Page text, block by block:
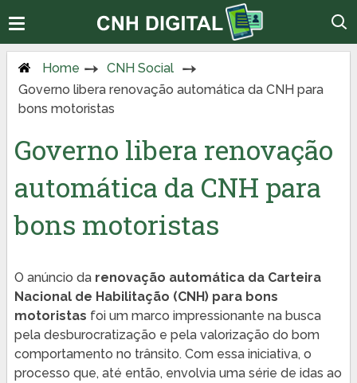
Home
CNH Social
Governo libera renovação automática da CNH para
bons motoristas
Governo libera renovação
automática da CNH para
bons motoristas
O anúncio da renovação automática da Carteira
Nacional de Habilitação (CNH) para bons
motoristas foi um marco impressionante na busca
pela desburocratização e pela valorização do bom
comportamento no trânsito. Com essa iniciativa, o
processo que, até então, envolvia uma série de idas ao